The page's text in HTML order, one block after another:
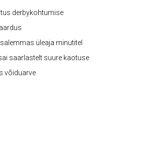
derbykohtumise
üleaja minutitel
saarlastelt suure kaotuse
võiduarve